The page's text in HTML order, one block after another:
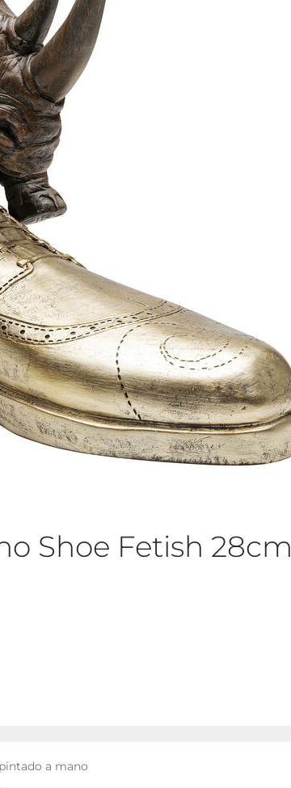
Shoe Fetish 28cm
a mano